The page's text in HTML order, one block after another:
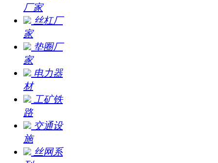
厂家
丝杠厂
家
垫圈厂
家
电力器
材
工矿铁
路
交通设
施
丝网系